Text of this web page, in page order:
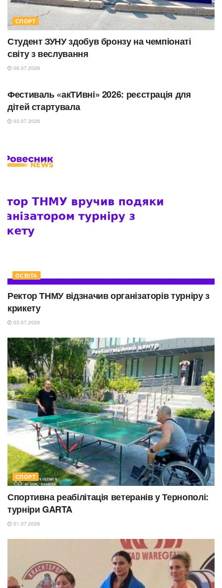
СПОРТ
Студент ЗУНУ здобув бронзу на чемпіонаті
світу з веслування
06.07.2026
Фестиваль «акТИвні» 2026: реєстрація для
дітей стартувала
03.07.2026
ОСВІТА
Ректор ТНМУ відзначив організаторів турніру з
крикету
03.07.2026
СПОРТ
Спортивна реабілітація ветеранів у Тернополі:
турніри GARTA
01.07.2026